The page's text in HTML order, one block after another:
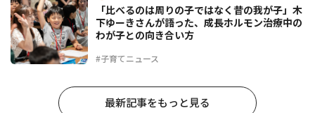
#子育てニュース
「比べるのは周りの子ではなく昔の我が子」木
下ゆーきさんが語った、成長ホルモン治療中の
わが子との向き合い方
最新記事をもっと見る